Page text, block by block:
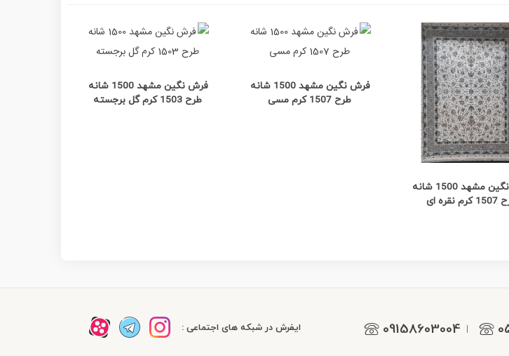
فرش نگین مشهد 1500 شانه
نقره ای
فرش نگین مشهد 1500 شانه
طرح 1507 کرم مسی
فرش نگین مشهد 1500 شانه
طرح 1503 کرم گل برجسته
|
09158603004 ایفرش در شبکه های اجتماعی :